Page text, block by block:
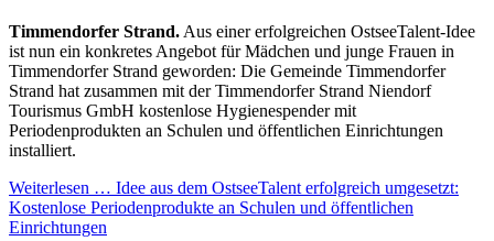
Timmendorfer Strand. Aus einer erfolgreichen OstseeTalent-Idee
ist nun ein konkretes Angebot für Mädchen und junge Frauen in
Timmendorfer Strand geworden: Die Gemeinde Timmendorfer
Strand hat zusammen mit der Timmendorfer Strand Niendorf
Tourismus GmbH kostenlose Hygienespender mit
Periodenprodukten an Schulen und öffentlichen Einrichtungen
installiert.
Weiterlesen … Idee aus dem OstseeTalent erfolgreich umgesetzt:
Kostenlose Periodenprodukte an Schulen und öffentlichen
Einrichtungen